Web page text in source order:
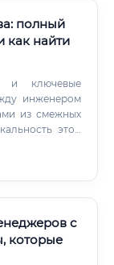
полный
как найти
и ключевые
инженером
из смежных
этой
менеджера,
здоровой и
с
которые